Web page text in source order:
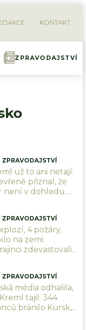
KONTAKT
ZPRAVODAJSTVÍ
ZPRAVODAJSTVÍ
už to ani netají.
přiznal, že
není v dohledu.
ZPRAVODAJSTVÍ
4 požáry,
na zemi:
zdevastovali
700 km od
i lodě FSB
ZPRAVODAJSTVÍ
média odhalila,
tajil: 344
bránilo Kursk,